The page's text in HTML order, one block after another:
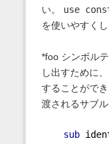
い。 use
を使いやすくし
*foo シンボル
し出すために、
することがで
渡されるサブ
sub